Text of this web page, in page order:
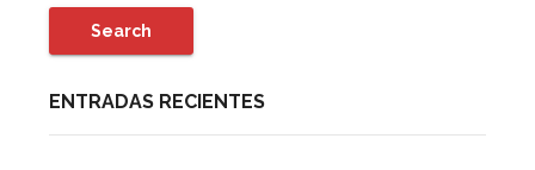
Search
ENTRADAS RECIENTES